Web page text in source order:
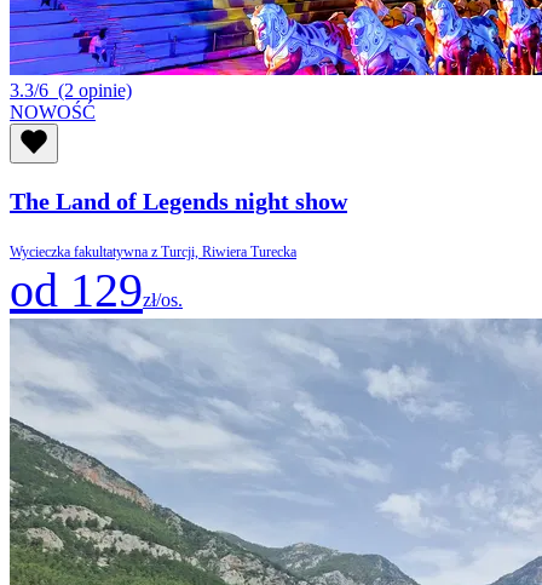
3.3/6 (2 opinie)
NOWOŚĆ
The Land of Legends night show
Wycieczka fakultatywna z Turcji, Riwiera Turecka
od 129zł/os.